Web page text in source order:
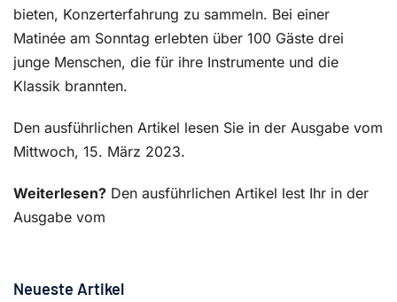
bieten, Konzerterfahrung zu sammeln. Bei einer
Matinée am Sonntag erlebten über 100 Gäste drei
junge Menschen, die für ihre Instrumente und die
Klassik brannten.
Den ausführlichen Artikel lesen Sie in der Ausgabe vom
Mittwoch, 15. März 2023.
Weiterlesen? Den ausführlichen Artikel lest Ihr in der
Ausgabe vom
Neueste Artikel